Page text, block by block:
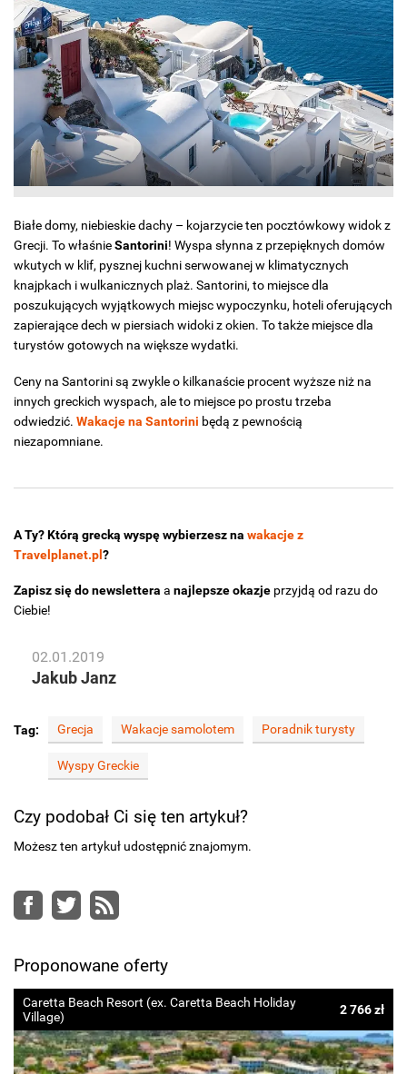
Białe domy, niebieskie dachy – kojarzycie ten pocztówkowy widok z
Grecji. To właśnieSantorini! Wyspa słynna z przepięknych domów
wkutych w klif, pysznej kuchni serwowanej w klimatycznych
knajpkach i wulkanicznych plaż. Santorini, to miejsce dla
poszukujących wyjątkowych miejsc wypoczynku, hoteli oferujących
zapierające dech w piersiach widoki z okien. To także miejsce dla
turystów gotowych na większe wydatki.
Ceny na Santorini są zwykle o kilkanaście procent wyższe niż na
innych greckich wyspach, ale to miejsce po prostu trzeba
odwiedzić. Wakacje na Santorini będą z pewnością
niezapomniane.
A Ty? Którą grecką wyspę wybierzesz na wakacje z
Travelplanet.pl ?
Zapisz się do newslettera a najlepsze okazje przyjdą od razu do
Ciebie!
02.01.2019
Jakub Janz
Tag: Grecja Wakacje samolotem Poradnik turysty
Wyspy Greckie
Czy podobał Ci się ten artykuł?
Możesz ten artykuł udostępnić znajomym.
Facebook
Twitter
RSS
Proponowane oferty
Caretta Beach Resort (ex. Caretta Beach Holiday
Village)
2 766 zł